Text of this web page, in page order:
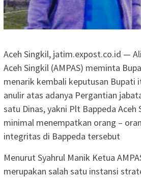
Aceh Singkil, jatim.expost.co.id —
Aceh Singkil (AMPAS) meminta
menarik kembali keputusan Bupati
anulir atas adanya Pergantian
satu Dinas, yakni Plt Bappeda Aceh
minimal menempatkan orang –
integritas di Bappeda tersebut
Menurut Syahrul Manik Ketua
merupakan salah satu instansi